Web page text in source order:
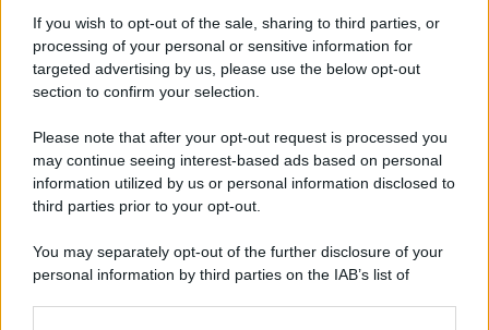
If you wish to opt-out of the sale, sharing to third parties, or
processing of your personal or sensitive information for
targeted advertising by us, please use the below opt-out
section to confirm your selection.
Please note that after your opt-out request is processed you
may continue seeing interest-based ads based on personal
information utilized by us or personal information disclosed to
third parties prior to your opt-out.
You may separately opt-out of the further disclosure of your
personal information by third parties on the IAB’s list of
Newz Pennsylvania
Newz Illinois
Newz Ohio
Hig Tech Mag
Scoop Mag
Lgbtqia News
Day Travel 365